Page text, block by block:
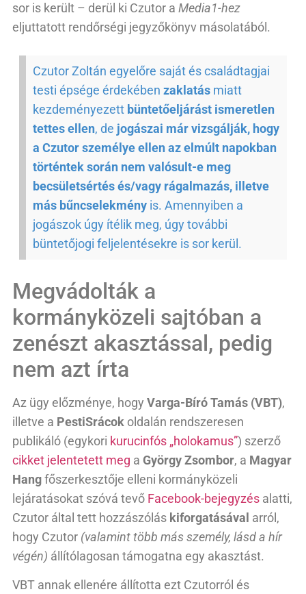
sor is került – derül ki Czutor a Media1-hez
eljuttatott rendőrségi jegyzőkönyv másolatából.
Czutor Zoltán egyelőre saját és családtagjai
testi épsége érdekében zaklatás miatt
kezdeményezett büntetőeljárást ismeretlen
tettes ellen, de jogászai már vizsgálják, hogy
a Czutor személye ellen az elmúlt napokban
történtek során nem valósult-e meg
becsületsértés és/vagy rágalmazás, illetve
más bűncselekmény is. Amennyiben a
jogászok úgy ítélik meg, úgy további
büntetőjogi feljelentésekre is sor kerül.
Megvádolták a
kormányközeli sajtóban a
zenészt akasztással, pedig
nem azt írta
Az ügy előzménye, hogy Varga-Bíró Tamás (VBT),
illetve a PestiSrácok oldalán rendszeresen
publikáló (egykori kurucinfós „holokamus”) szerző
cikket jelentetett meg a György Zsombor, a Magyar
Hangfőszerkesztője elleni kormányközeli
lejáratásokat szóvá tevő Facebook-bejegyzés alatti,
Czutor által tett hozzászólás kiforgatásával arról,
hogy Czutor (valamint több más személy, lásd a hír
végén) állítólagosan támogatna egy akasztást.
VBT annak ellenére állította ezt Czutorról és